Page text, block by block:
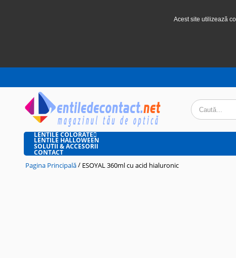
Acest site utilizează
LENTILE COLORATE
LENTILE HALLOWEEN
SOLUTII & ACCESORII
CONTACT
Pagina Principală/ ESOYAL 360ml cu acid hialuronic